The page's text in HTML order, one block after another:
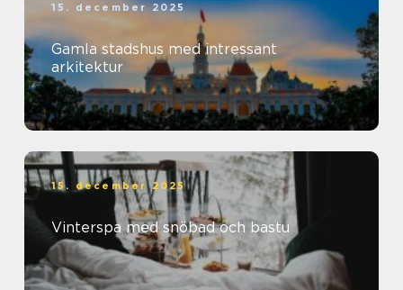
15. december 2025
Gamla stadshus med intressant
arkitektur
15. december 2025
Vinterspa med snöbad och bastu